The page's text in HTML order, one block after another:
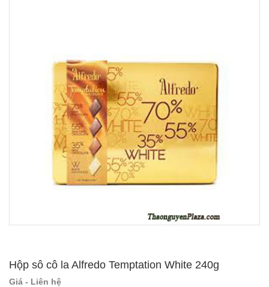
Hộp sô cô la Alfredo Temptation White 240g
Giá - Liên hệ